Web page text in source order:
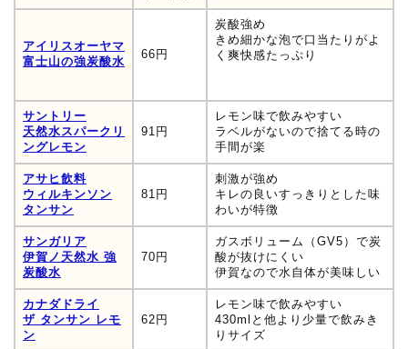
アイリスオーヤマ
富士山の強炭酸水
66円
炭酸強め
きめ細かな泡で口当たりがよ
く爽快感たっぷり
サントリー
天然水スパークリ
ングレモン
91円
レモン味で飲みやすい
ラベルがないので捨てる時の
手間が楽
アサヒ飲料
ウィルキンソン
タンサン
81円
刺激が強め
キレの良いすっきりとした味
わいが特徴
サンガリア
伊賀ノ天然水 強
炭酸水
70円
ガスボリューム（GV5）で炭
酸が抜けにくい
伊賀なので水自体が美味しい
カナダドライ
ザ タンサン レモ
ン
62円
レモン味で飲みやすい
430mlと他より少量で飲みき
りサイズ